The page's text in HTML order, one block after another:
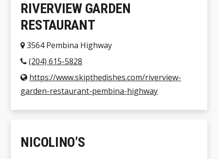
RIVERVIEW GARDEN
RESTAURANT
3564 Pembina Highway
(204) 615-5828
https://www.skipthedishes.com/riverview-
garden-restaurant-pembina-highway
NICOLINO’S